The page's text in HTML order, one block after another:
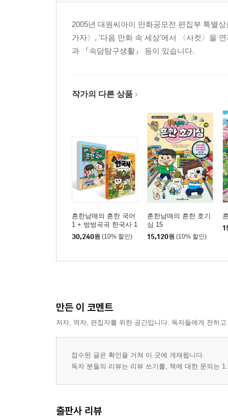
2005년 대원씨아이 만화공모전 편집부 특별
가자〉, '다음 만화 속 세상'에서 〈사컷〉을
과 『속담탐구생활』 등이 있습니다.
작가의 다른 상품
흔한남매의 흔한 국어
1 + 방방곡곡 한국사 1
세트
30,240원 (10% 할인)
흔한남매의 흔한 호기
심 15
15,120원 (10% 할인)
만든 이 코멘트
저자, 역자, 편집자를 위한 공간입니다. 독자들에게 전하
접수된 글은 확인을 거쳐 이 곳에 게재됩니다.
독자 분들의 리뷰는 리뷰 쓰기를, 책에 대한 문의는
출판사 리뷰